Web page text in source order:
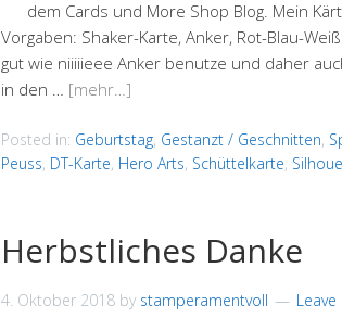
dem Cards und More Shop Blog. Mein
Vorgaben: Shaker-Karte, Anker, Rot-Blau-
gut wie niiiiieee Anker benutze und daher
in den … [mehr…]
Posted in: Geburtstag, Gestanzt / Geschnitten,
Peuss, DT-Karte, Hero Arts, Schüttelkarte,
Herbstliches Danke
4. Oktober 2018 by stamperamentvoll